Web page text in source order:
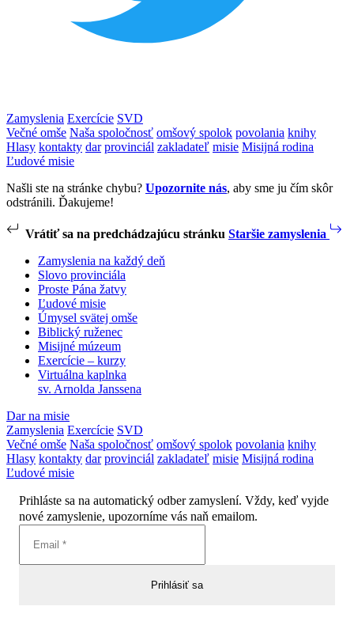
Zamyslenia Exercície SVD
Večné omše Naša spoločnosť omšový spolok povolania knihy
Hlasy kontakty dar provinciál zakladateľ misie Misijná rodina
Ľudové misie
Našli ste na stránke chybu? Upozornite nás, aby sme ju čím skôr
odstránili. Ďakujeme!
Vrátiť sa na predchádzajúcu stránku Staršie zamyslenia
Zamyslenia na každý deň
Slovo provinciála
Proste Pána žatvy
Ľudové misie
Úmysel svätej omše
Biblický ruženec
Misijné múzeum
Exercície – kurzy
Virtuálna kaplnka
sv. Arnolda Janssena
Dar na misie
Zamyslenia Exercície SVD
Večné omše Naša spoločnosť omšový spolok povolania knihy
Hlasy kontakty dar provinciál zakladateľ misie Misijná rodina
Ľudové misie
Prihláste sa na automatický odber zamyslení. Vždy, keď vyjde
nové zamyslenie, upozorníme vás naň emailom.